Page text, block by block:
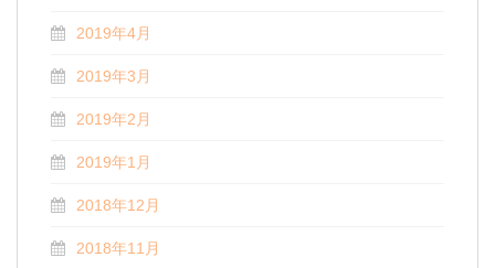
2019年4月
2019年3月
2019年2月
2019年1月
2018年12月
2018年11月